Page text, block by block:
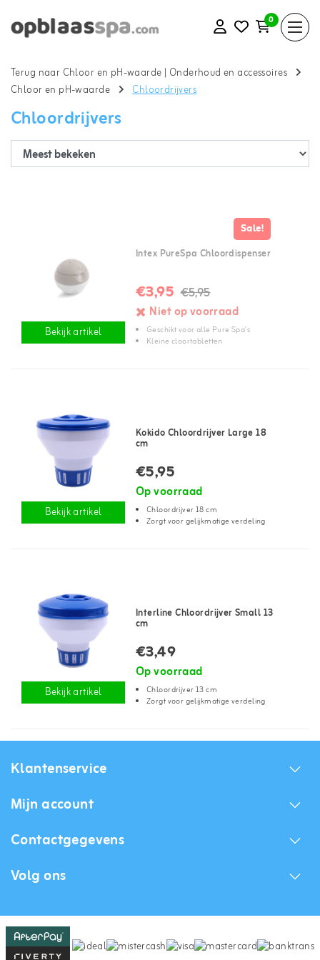
0
Terug naar Chloor en pH-waarde | Onderhoud en accessoires
Chloor en pH-waarde
Chloordrijvers
Chloordrijvers
Bekijk artikel
Sale!
Intex PureSpa Chloordispenser
€3,95 €5,95
Niet op voorraad
Geschikt voor alle Pure Spa's
Kleine cloortabletten
Bekijk artikel
Kokido Chloordrijver Large 18
cm
€5,95
Op voorraad
Chloordrijver 18 cm
Zorgt voor gelijkmatige verdeling
Bekijk artikel
Interline Chloordrijver Small 13
cm
€3,49
Op voorraad
Chloordrijver 13 cm
Zorgt voor gelijkmatige verdeling
Klantenservice
Mijn account
Contactgegevens
Volg ons